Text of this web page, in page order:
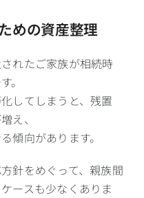
めの資産整理
れたご家族が相続時
。
してしまうと、残置
え、
傾向があります。
針をめぐって、親族間
ースも少なくありま